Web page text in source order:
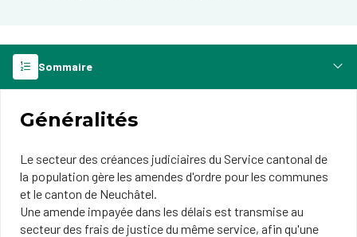
Sommaire
Généralités
Le secteur des créances judiciaires du Service cantonal de
la population gère les amendes d'ordre pour les communes
et le canton de Neuchâtel.
Une amende impayée dans les délais est transmise au
secteur des frais de justice du même service, afin qu'une